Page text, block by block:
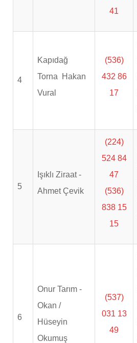
41
4
Kapıdağ
Torna Hakan
Vural
(536)
432 86
17
5
Işıklı Ziraat -
Ahmet Çevik
(224)
524 84
47
(536)
838 15
15
6
Onur Tarım -
Okan /
Hüseyin
Okumuş
(537)
031 13
49